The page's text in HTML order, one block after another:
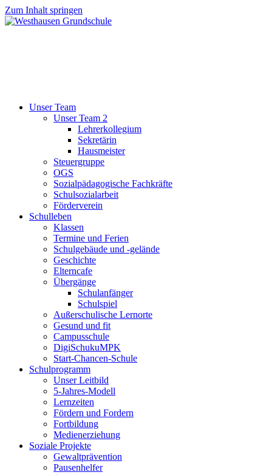
Zum Inhalt springen
Unser Team
Unser Team 2
Lehrerkollegium
Sekretärin
Hausmeister
Steuergruppe
OGS
Sozialpädagogische Fachkräfte
Schulsozialarbeit
Förderverein
Schulleben
Klassen
Termine und Ferien
Schulgebäude und -gelände
Geschichte
Elterncafe
Übergänge
Schulanfänger
Schulspiel
Außerschulische Lernorte
Gesund und fit
Campusschule
DigiSchukuMPK
Start-Chancen-Schule
Schulprogramm
Unser Leitbild
5-Jahres-Modell
Lernzeiten
Fördern und Fordern
Fortbildung
Medienerziehung
Soziale Projekte
Gewaltprävention
Pausenhelfer